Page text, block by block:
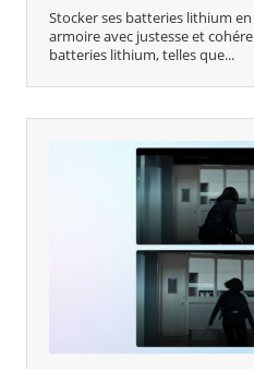
Stocker ses batteries lithium
armoire avec justesse et
batteries lithium, telles que...